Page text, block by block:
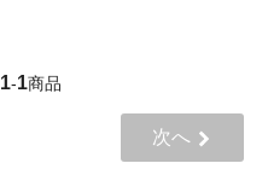
1-1商品
次へ